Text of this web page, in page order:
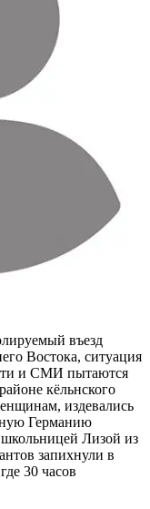
въезд
Востока, ситуация
и СМИ пытаются
кёльнского
издевались
Германию
школьницей Лизой из
запихнули в
30 часов